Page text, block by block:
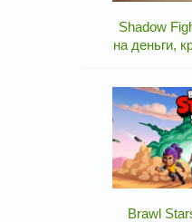
Shadow
на деньги,
Brawl